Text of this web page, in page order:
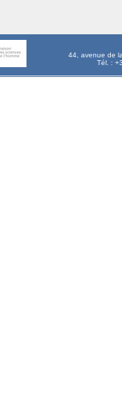
44, avenue de
Tél. :